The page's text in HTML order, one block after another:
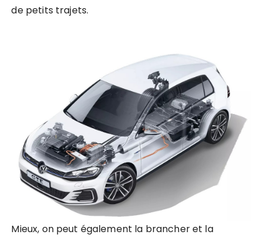
de petits trajets.
Mieux, on peut également la brancher et la